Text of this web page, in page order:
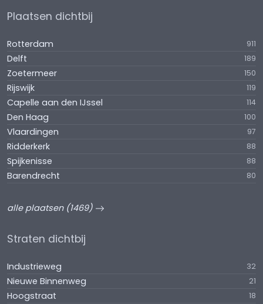
Plaatsen dichtbij
Rotterdam 911
Delft 189
Zoetermeer 150
Rijswijk 119
Capelle aan den IJssel 114
Den Haag 100
Vlaardingen 97
Ridderkerk 88
Spijkenisse 88
Barendrecht 80
alle plaatsen (1469)
Straten dichtbij
Industrieweg 32
Nieuwe Binnenweg 21
Hoogstraat 18